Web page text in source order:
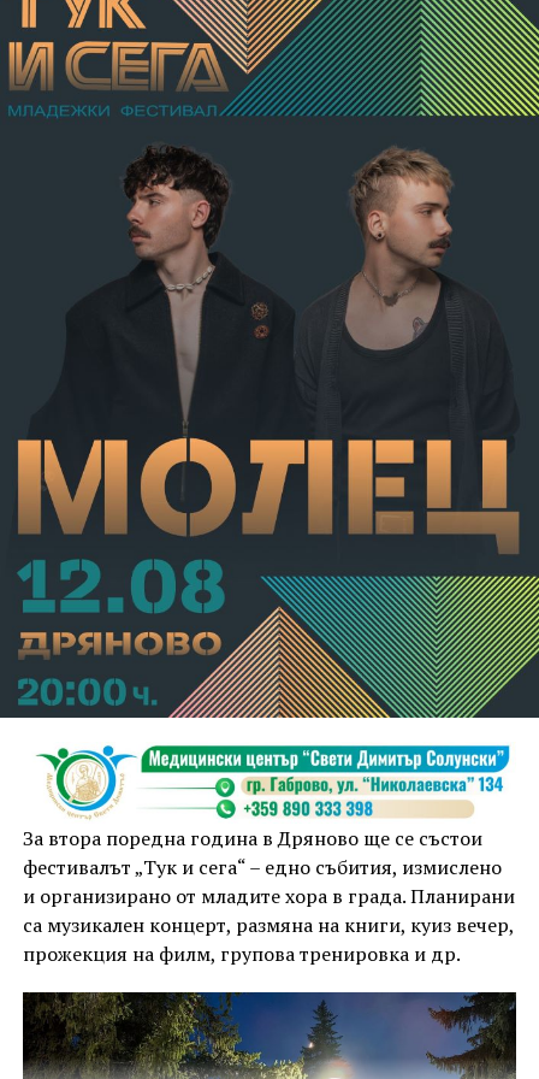
разкъсно-контузни рани в теменно-тилната област и
в областта на носа, и охлузни рани, довели до
разстройство на здравето, неопасно за живота.
Престъплението бе класифицирано по чл.131 ал.1
т.12 пр.1, вр. чл.130 ал.1 от НК, като А.Н. е освободен
от наказателна отговорност и му е наложено
административно наказание по реда на чл.78а ал.1
от НК – глоба в размер на 306,77 евро.
С постановление на Районна прокуратура-Габрово
В.А. е бил задържан за срок до 72 часа, а с
определение на Районен съд-Габрово спрямо него е
взета мярка за неотклонение „домашен арест“.
Съдебният акт е окончателен.
За втора поредна година в Дряново ще се състои
фестивалът „Тук и сега“ – едно събития, измислено
и организирано от младите хора в града. Планирани
са музикален концерт, размяна на книги, куиз вечер,
прожекция на филм, групова тренировка и др.